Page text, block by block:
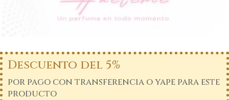
Descuento del 5%
por pago con transferencia o yape para este
producto